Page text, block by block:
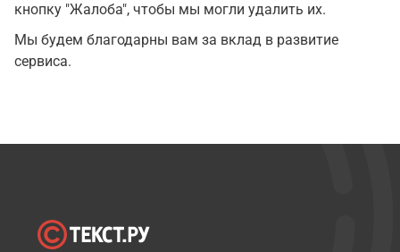
кнопку "Жалоба", чтобы мы могли удалить их.
Мы будем благодарны вам за вклад в развитие
сервиса.